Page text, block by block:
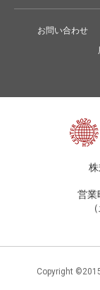
お問い合わせ
営業
Copyright